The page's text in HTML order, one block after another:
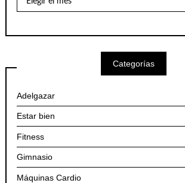
Artículos
Categorías
Adelgazar
Estar bien
Fitness
Gimnasio
Máquinas Cardio